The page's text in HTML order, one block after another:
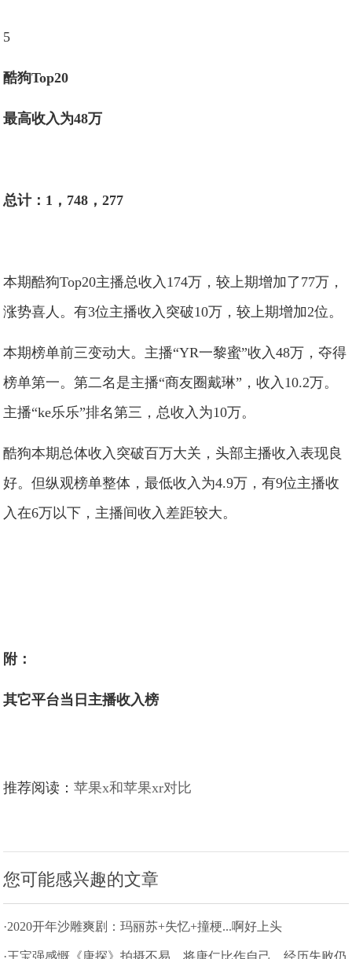
5
酷狗Top20
最高收入为48万
总计：1，748，277
本期酷狗Top20主播总收入174万，较上期增加了77万，
涨势喜人。有3位主播收入突破10万，较上期增加2位。
本期榜单前三变动大。主播“YR一黎蜜”收入48万，夺得
榜单第一。第二名是主播“商友圈戴琳”，收入10.2万。
主播“ke乐乐”排名第三，总收入为10万。
酷狗本期总体收入突破百万大关，头部主播收入表现良
好。但纵观榜单整体，最低收入为4.9万，有9位主播收
入在6万以下，主播间收入差距较大。
附：
其它平台当日主播收入榜
推荐阅读：苹果x和苹果xr对比
您可能感兴趣的文章
·2020开年沙雕爽剧：玛丽苏+失忆+撞梗...啊好上头
·王宝强感慨《唐探》拍摄不易，将唐仁比作自己，经历失败仍